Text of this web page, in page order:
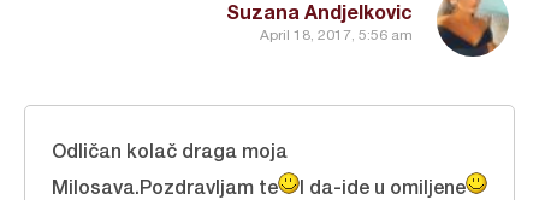
Suzana Andjelkovic
April 18, 2017, 5:56 am
Odličan kolač draga moja
Milosava.Pozdravljam te
I da-ide u omiljene